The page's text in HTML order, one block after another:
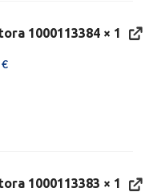
1000113383 × 1
1000113384× 1
€